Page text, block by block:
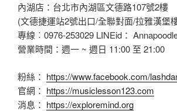
內湖店：台北市內湖區文德路107號2樓
(文德捷運站2號出口/全聯對面/拉雅漢堡
專線︰0976-253029 LINEid：
營業時間：週一 ~ 週日 11:00 至 21:00
粉絲： https://www.facebook.com/
官網： https://musiclesson123.com
消息： https://exploremind.org